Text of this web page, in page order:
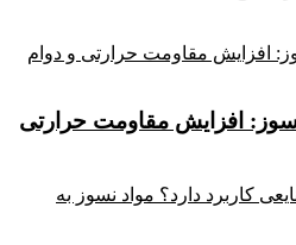
افزایش مقاومت حرارتی
کاربرد دارد؟ مواد نسوز به